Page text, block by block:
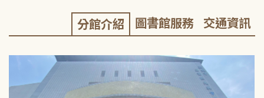
分館介紹 圖書館服務 交通資訊